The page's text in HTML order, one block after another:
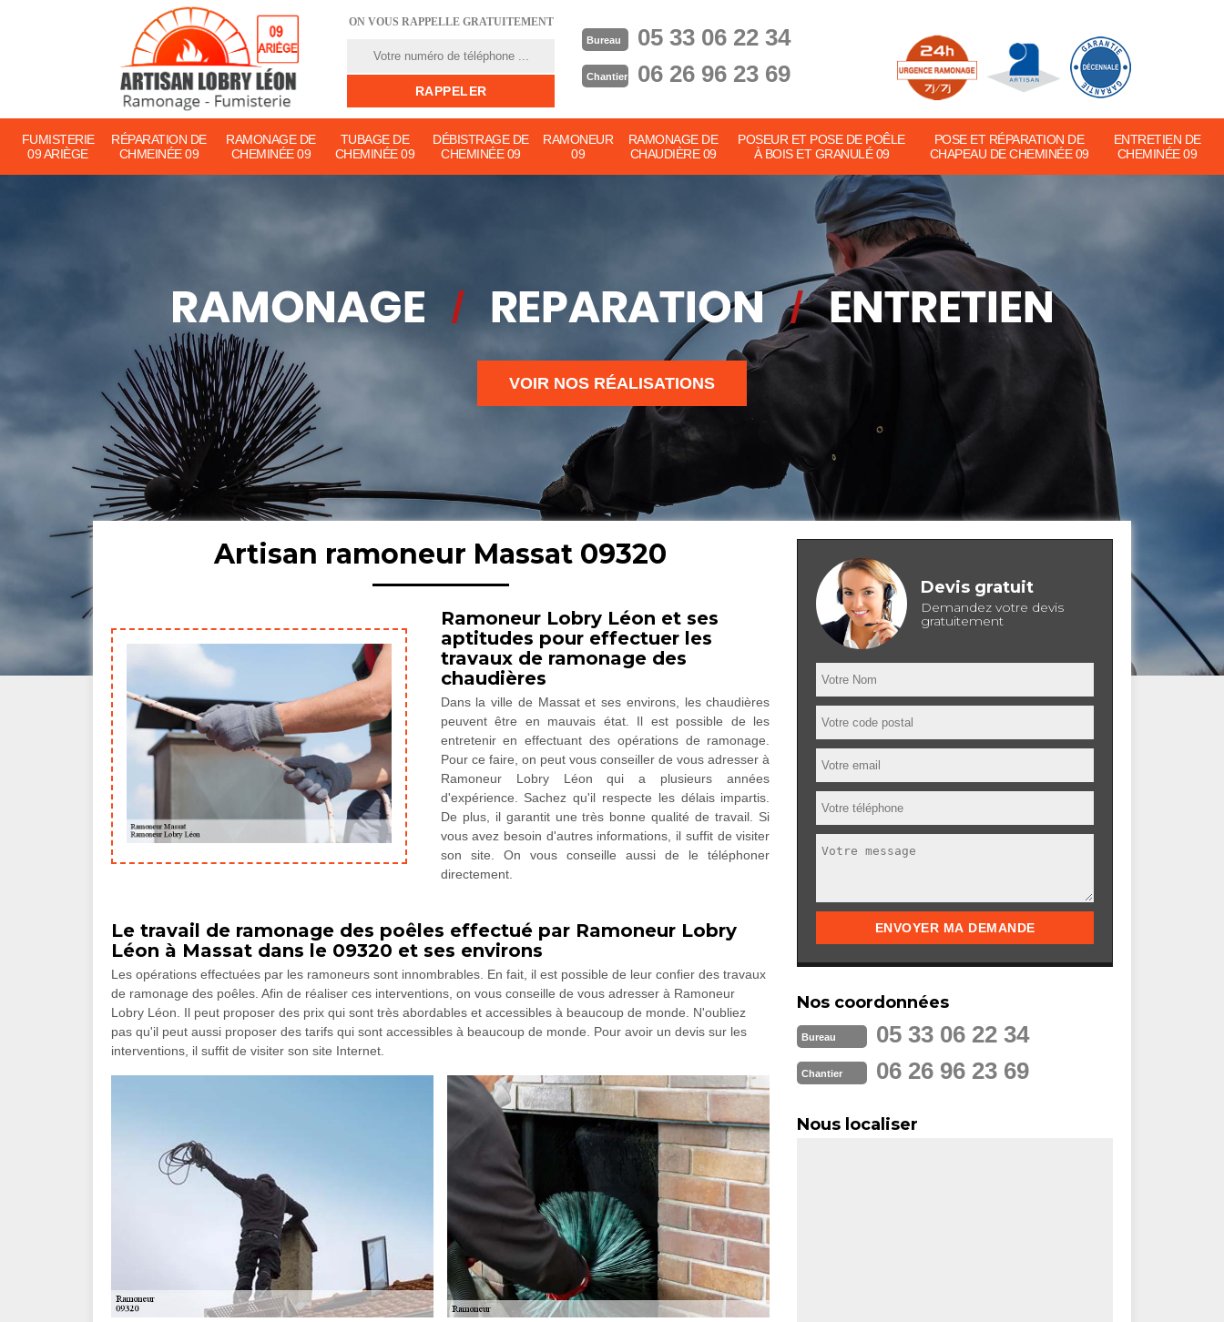
ON VOUS RAPPELLE GRATUITEMENT
Bureau 05 33 06 22 34
Chantier 06 26 96 23 69
FUMISTERIE
09 ARIÈGE
RÉPARATION DE
CHMEINÉE 09
RAMONAGE DE
CHEMINÉE 09
TUBAGE DE
CHEMINÉE 09
DÉBISTRAGE DE
CHEMINÉE 09
RAMONEUR
09
RAMONAGE DE
CHAUDIÈRE 09
POSEUR ET POSE DE POÊLE
À BOIS ET GRANULÉ 09
POSE ET RÉPARATION DE
CHAPEAU DE CHEMINÉE 09
ENTRETIEN DE
CHEMINÉE 09
VOIR NOS RÉALISATIONS
Artisan ramoneur Massat 09320
Ramoneur Lobry Léon et ses
aptitudes pour effectuer les
travaux de ramonage des
chaudières
Dans la ville de Massat et ses environs, les chaudières
peuvent être en mauvais état. Il est possible de les
entretenir en effectuant des opérations de ramonage.
Pour ce faire, on peut vous conseiller de vous adresser à
Ramoneur Lobry Léon qui a plusieurs années
d'expérience. Sachez qu'il respecte les délais impartis.
De plus, il garantit une très bonne qualité de travail. Si
vous avez besoin d'autres informations, il suffit de visiter
son site. On vous conseille aussi de le téléphoner
directement.
Le travail de ramonage des poêles effectué par Ramoneur Lobry
Léon à Massat dans le 09320 et ses environs
Les opérations effectuées par les ramoneurs sont innombrables. En fait, il est possible de leur confier des travaux
de ramonage des poêles. Afin de réaliser ces interventions, on vous conseille de vous adresser à Ramoneur
Lobry Léon. Il peut proposer des prix qui sont très abordables et accessibles à beaucoup de monde. N'oubliez
pas qu'il peut aussi proposer des tarifs qui sont accessibles à beaucoup de monde. Pour avoir un devis sur les
interventions, il suffit de visiter son site Internet.
Devis gratuit
Demandez votre devis
gratuitement
Nos coordonnées
Bureau 05 33 06 22 34
Chantier 06 26 96 23 69
Nous localiser